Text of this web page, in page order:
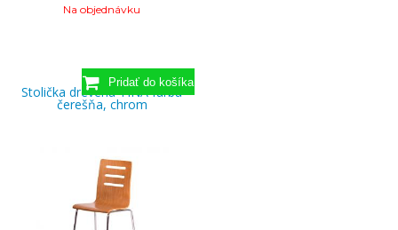
Na objednávku
Stolička drevená TINA farba
čerešňa, chrom